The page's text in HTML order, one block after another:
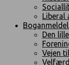
Liberal
Den
Vejen